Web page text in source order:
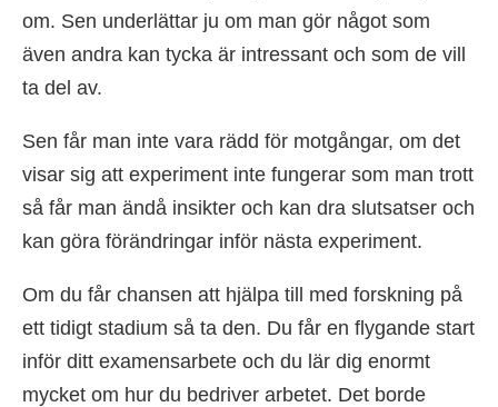
om. Sen underlättar ju om man gör något som
även andra kan tycka är intressant och som de vill
ta del av.
Sen får man inte vara rädd för motgångar, om det
visar sig att experiment inte fungerar som man trott
så får man ändå insikter och kan dra slutsatser och
kan göra förändringar inför nästa experiment.
Om du får chansen att hjälpa till med forskning på
ett tidigt stadium så ta den. Du får en flygande start
inför ditt examensarbete och du lär dig enormt
mycket om hur du bedriver arbetet. Det borde